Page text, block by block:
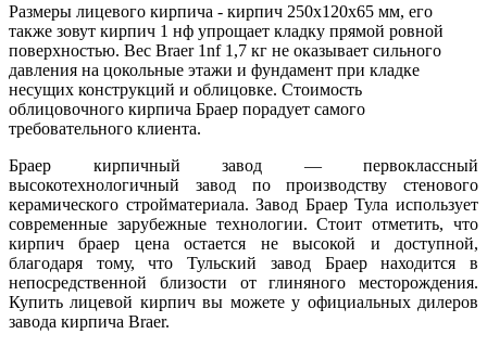
Размеры лицевого кирпича - кирпич 250х120х65 мм, его
также зовут кирпич 1 нф упрощает кладку прямой ровной
поверхностью. Вес Braer 1nf 1,7 кг не оказывает сильного
давления на цокольные этажи и фундамент при кладке
несущих конструкций и облицовке. Стоимость
облицовочного кирпича Браер порадует самого
требовательного клиента.
Браер кирпичный завод — первоклассный
высокотехнологичный завод по производству стенового
керамического стройматериала. Завод Браер Тула использует
современные зарубежные технологии. Стоит отметить, что
кирпич браер цена остается не высокой и доступной,
благодаря тому, что Тульский завод Браер находится в
непосредственной близости от глиняного месторождения.
Купить лицевой кирпич вы можете у официальных дилеров
завода кирпича Braer.